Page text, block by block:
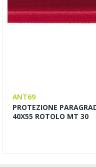
ANT69
PROTEZIONE
40X55 ROTOLO MT 30